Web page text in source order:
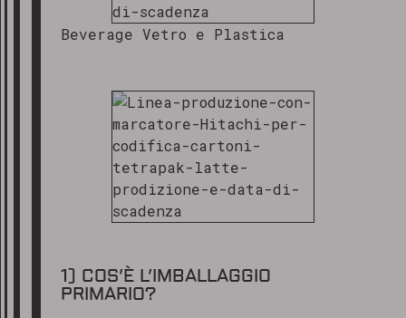
Beverage Vetro e Plastica
1) COS’È L’IMBALLAGGIO
PRIMARIO?